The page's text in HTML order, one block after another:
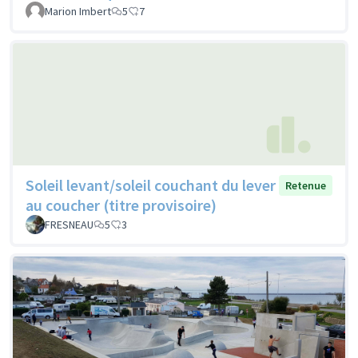
Marion Imbert 5 7
Soleil levant/soleil couchant du lever
au coucher (titre provisoire)
Retenue
FRESNEAU 5 3